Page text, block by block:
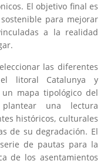
El objetivo final es
para mejorar
a la realidad
las diferentes
litoral Catalunya y
mapa tipológico del
una lectura
históricos, culturales
de su degradación. El
de pautas para la
de los asentamientos